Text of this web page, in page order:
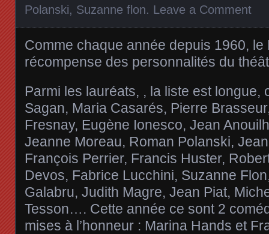
Polanski, Suzanne flon. Leave a Comment
Comme chaque année depuis 1960, le
récompense des personnalités du
Parmi les lauréats, , la liste est longue,
Sagan, Maria Casarés, Pierre
Fresnay, Eugène Ionesco, Jean
Jeanne Moreau, Roman Polanski,
François Perrier, Francis Huster,
Devos, Fabrice Lucchini, Suzanne
Galabru, Judith Magre, Jean Piat,
Tesson…. Cette année ce sont 2
mises à l’honneur : Marina Hands et